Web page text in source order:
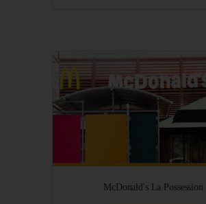
McDonald's La Possession